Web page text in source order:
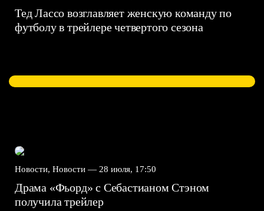
Тед Лассо возглавляет женскую команду по
футболу в трейлере четвертого сезона
Новости, Новости — 28 июля, 17:50
Драма «Фьорд» с Себастианом Стэном
получила трейлер